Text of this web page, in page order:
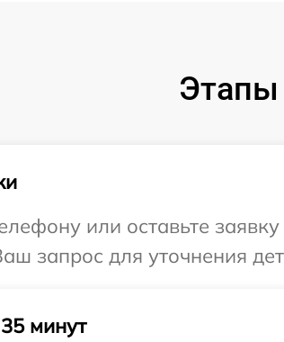
Этапы
или оставьте
запрос для уточнения
минут